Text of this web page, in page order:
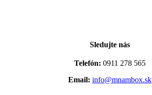
Sledujte nás
Telefón: 0911 278 565
Email: info@mnambox.sk